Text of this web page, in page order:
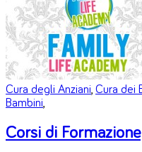
Cura degli Anziani, Cura dei
Bambini,
Corsi di Formazione